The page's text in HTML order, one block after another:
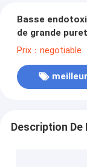
Basse
de grande
Prix：negotiable
Description De